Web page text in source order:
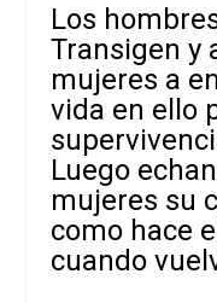
Los
Transigen y
mujeres a
vida en ello
Luego
mujeres su
como hace
cuando